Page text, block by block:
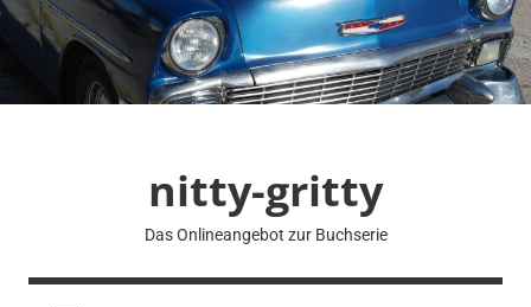
Zum
Inhalt
nitty-gritty
Das Onlineangebot zur Buchserie